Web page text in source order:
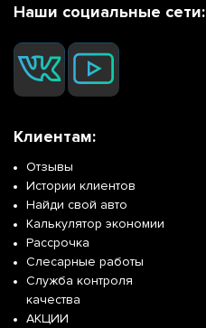
Наши социальные сети:
Клиентам:
Отзывы
Истории клиентов
Найди свой авто
Калькулятор экономии
Рассрочка
Слесарные работы
Служба контроля
качества
АКЦИИ